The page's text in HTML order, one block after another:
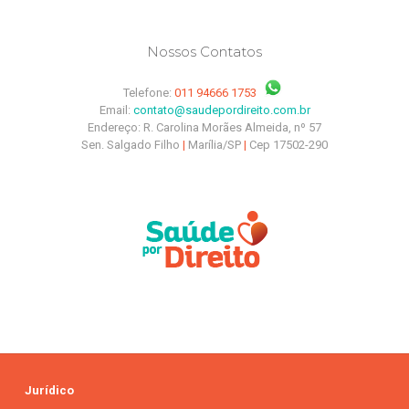
Nossos Contatos
Telefone: 011 94666 1753
Email: contato@saudepordireito.com.br
Endereço: R. Carolina Morães Almeida, nº 57
Sen. Salgado Filho | Marília/SP | Cep 17502-290
Jurídico